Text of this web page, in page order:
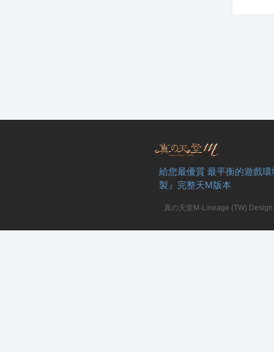
給您最優質 最平衡的遊戲
製』完整天M版本
真の天堂M-Lineage (TW)